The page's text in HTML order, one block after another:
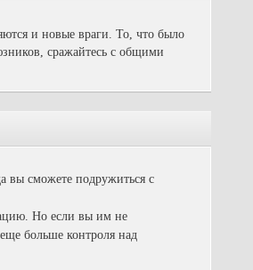
и новые враги. То, что было
сражайтесь с общими
вы сможете подружиться с
Но если вы им не
больше контроля над